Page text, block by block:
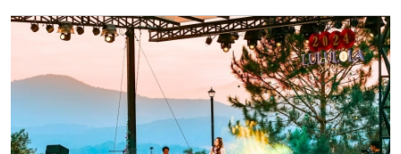
Góc nhìn VOV1
Bình luận
10 phút Sự kiện - Luận bàn